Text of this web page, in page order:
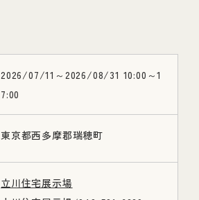
2026/07/11～2026/08/31 10:00～1
7:00
東京都西多摩郡瑞穂町
立川住宅展示場